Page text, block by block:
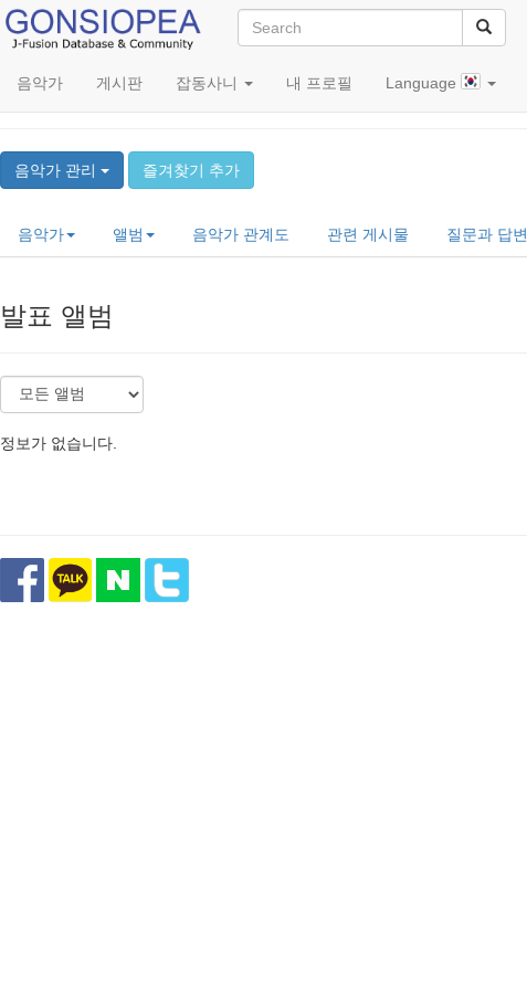
음악가 게시판 잡동사니 내 프로필 Language
Kiyohiko Semba (仙波清彦)
음악가 관리 즐겨찾기 추가
음악가 앨범 음악가 관계도 관련 게시물 질문과 답변
발표 앨범
정보가 없습니다.